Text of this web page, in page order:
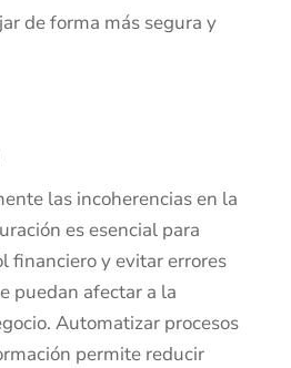
de forma más segura y
las incoherencias en la
es esencial para
financiero y evitar errores
puedan afectar a la
Automatizar procesos
permite reducir